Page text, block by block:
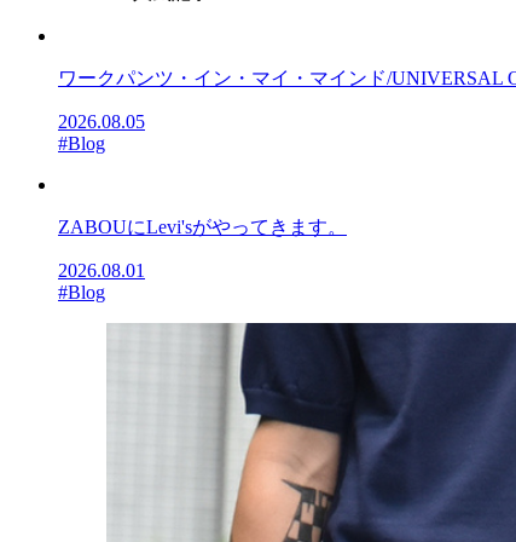
ワークパンツ・イン・マイ・マインド/UNIVERSAL
2026.08.05
#Blog
ZABOUにLevi'sがやってきます。
2026.08.01
#Blog